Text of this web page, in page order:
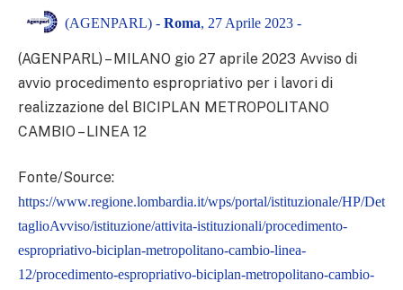
(AGENPARL) - Roma, 27 Aprile 2023 -
(AGENPARL) – MILANO gio 27 aprile 2023 Avviso di
avvio procedimento espropriativo per i lavori di
realizzazione del BICIPLAN METROPOLITANO
CAMBIO – LINEA 12
Fonte/Source:
https://www.regione.lombardia.it/wps/portal/istituzionale/HP/Det
taglioAvviso/istituzione/attivita-istituzionali/procedimento-
espropriativo-biciplan-metropolitano-cambio-linea-
12/procedimento-espropriativo-biciplan-metropolitano-cambio-